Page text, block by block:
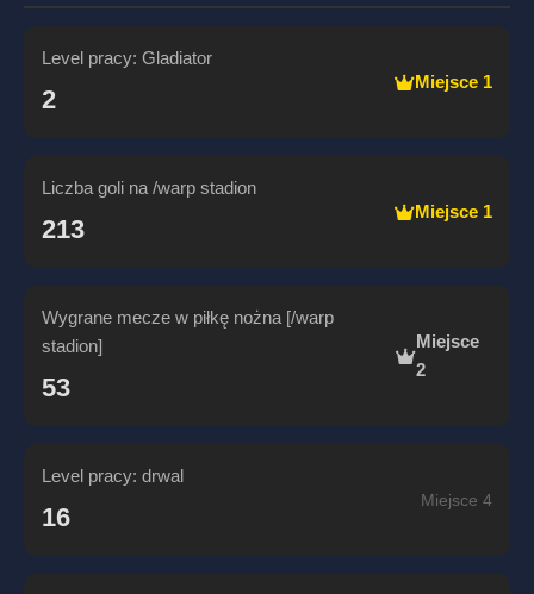
Level pracy: Gladiator
2
Miejsce 1
Liczba goli na /warp stadion
213
Miejsce 1
Wygrane mecze w piłkę nożna [/warp
stadion]
53
Miejsce
2
Level pracy: drwal
16
Miejsce 4